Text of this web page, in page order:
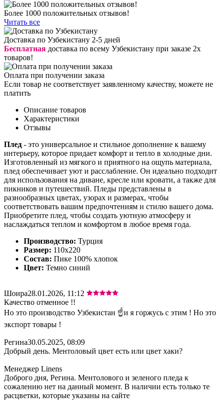
Более 1000 положительных отзывов!
Читать все
Доставка по Узбекистану 2-5 дней
Бесплатная доставка по всему Узбекистану при заказе 2х
товаров!
Оплата при получении заказа
Если товар не соответствует заявленному качеству, можете не
платить
Описание товаров
Характеристики
Отзывы
Плед - это универсальное и стильное дополнение к вашему
интерьеру, которое придает комфорт и тепло в холодные дни.
Изготовленный из мягкого и приятного на ощупь материала,
плед обеспечивает уют и расслабление. Он идеально подходит
для использования на диване, кресле или кровати, а также для
пикников и путешествий. Пледы представлены в
разнообразных цветах, узорах и размерах, чтобы
соответствовать вашим предпочтениям и стилю вашего дома.
Приобретите плед, чтобы создать уютную атмосферу и
наслаждаться теплом и комфортом в любое время года.
Производство: Турция
Размер: 110х220
Состав: Пике 100% хлопок
Цвет: Темно синий
Шоира28.01.2026, 11:12
Качество отменное !!
Но это производство Узбекистан ☝️и я горжусь с этим ! Но это
экспорт товары !
Регина30.05.2025, 08:09
Добрый день. Ментоловый цвет есть или цвет хаки?
Менеджер Linens
Доброго дня, Регина. Ментолового и зеленого пледа к
сожалению нет на данный момент. В наличии есть только те
расцветки, которые указаны на сайте